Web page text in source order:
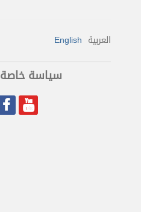
العربية English
سياسة خاصة